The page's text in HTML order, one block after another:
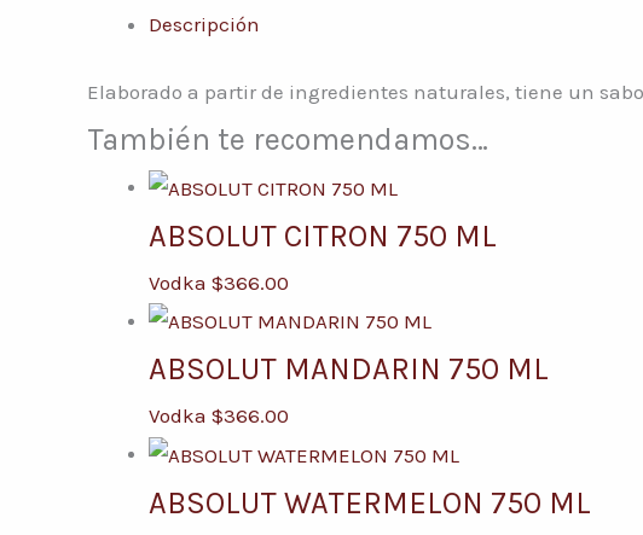
Descripción
Elaborado a partir de ingredientes naturales, tiene un
También te recomendamos…
ABSOLUT CITRON 750 ML
Vodka $366.00
ABSOLUT MANDARIN 750 ML
Vodka $366.00
ABSOLUT WATERMELON 750 ML